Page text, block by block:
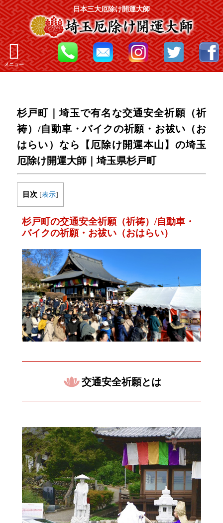
日本三大厄除け開運大師
メニュー
杉戸町｜埼玉で有名な交通安全祈願（祈
祷）/自動車・バイクの祈願・お祓い（お
はらい）なら【厄除け開運本山】の埼玉
厄除け開運大師｜埼玉県杉戸町
目次 [表示]
杉戸町の交通安全祈願（祈祷）/自動車・
バイクの祈願・お祓い（おはらい）
交通安全祈願とは